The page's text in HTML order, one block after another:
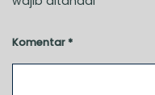
Komentar *